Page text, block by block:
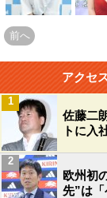
前へ
アクセ
佐藤二
トに入
1
欧州初
先”は
2